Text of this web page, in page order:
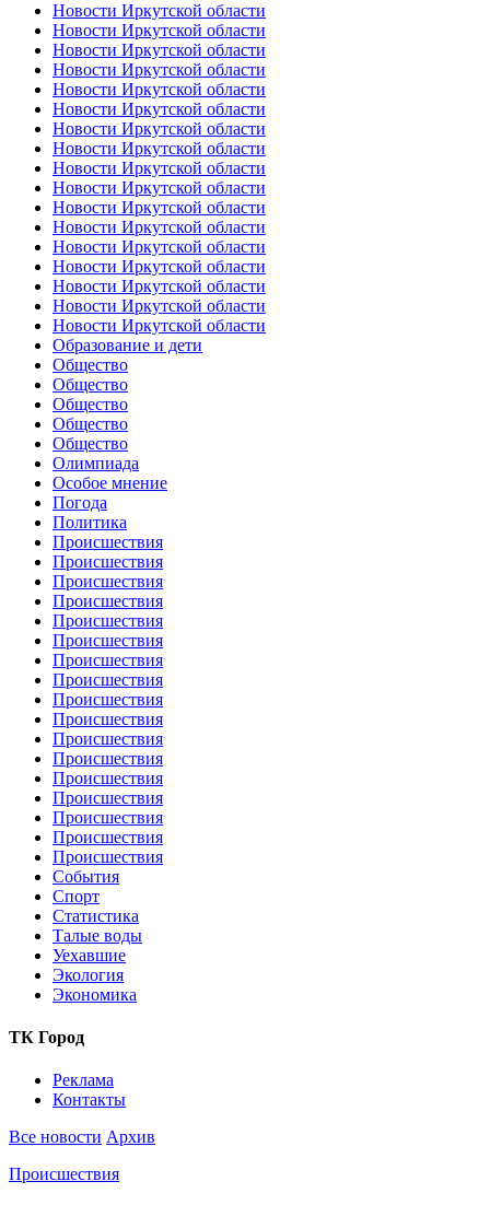
Новости Иркутской области
Новости Иркутской области
Новости Иркутской области
Новости Иркутской области
Новости Иркутской области
Новости Иркутской области
Новости Иркутской области
Новости Иркутской области
Новости Иркутской области
Новости Иркутской области
Новости Иркутской области
Новости Иркутской области
Новости Иркутской области
Новости Иркутской области
Новости Иркутской области
Новости Иркутской области
Новости Иркутской области
Образование и дети
Общество
Общество
Общество
Общество
Общество
Олимпиада
Особое мнение
Погода
Политика
Происшествия
Происшествия
Происшествия
Происшествия
Происшествия
Происшествия
Происшествия
Происшествия
Происшествия
Происшествия
Происшествия
Происшествия
Происшествия
Происшествия
Происшествия
Происшествия
Происшествия
События
Спорт
Статистика
Талые воды
Уехавшие
Экология
Экономика
ТК Город
Реклама
Контакты
Все новости Архив
Происшествия